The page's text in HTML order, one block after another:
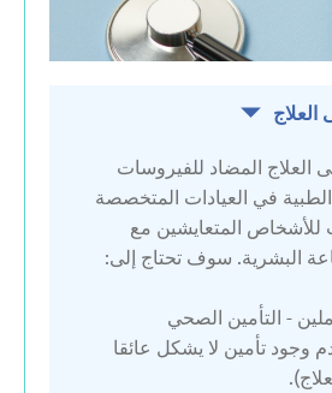
العلاج المضاد للفيروسات
الطبية في العيادات المتخصصة
للأشخاص المتعايشين مع
البشرية. سوف تحتاج إلى:
- التأمين الصحي
وجود تأمين لا يشكل عائقا